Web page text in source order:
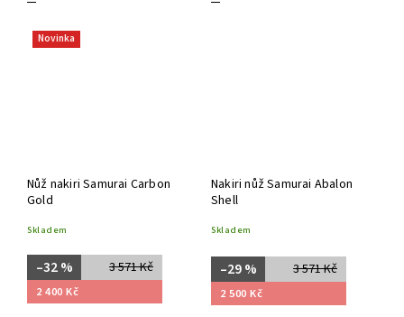
Novinka
Nůž nakiri Samurai Carbon
Gold
Skladem
3 571 Kč
–32 %
2 400 Kč
Nakiri nůž Samurai Abalon
Shell
Skladem
3 571 Kč
–29 %
2 500 Kč